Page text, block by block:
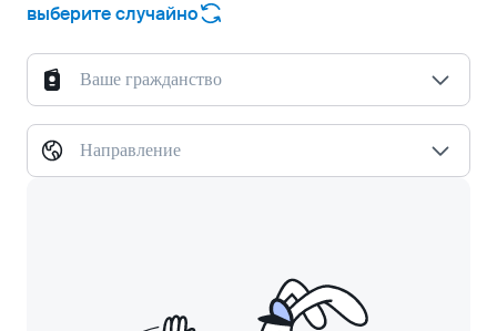
выберите случайно
Ваше гражданство
Направление